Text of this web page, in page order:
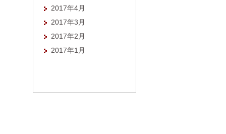
2017年4月
2017年3月
2017年2月
2017年1月